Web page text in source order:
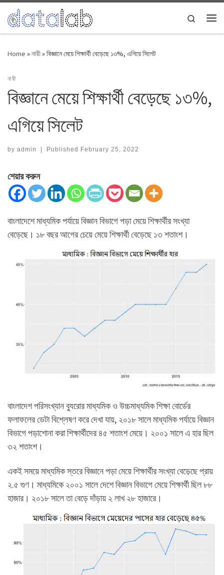
Skip to content
Search
Home »নারী»বিজ্ঞানে মেয়ে শিক্ষার্থী বেড়েছে ১৩%, এগিয়ে সিলেট
নারী
বিজ্ঞানে মেয়ে শিক্ষার্থী বেড়েছে ১৩%,
এগিয়ে সিলেট
by admin | Published February 25, 2022
শেয়ার করুন
বাংলাদেশে মাধ্যমিক পর্যায়ে বিজ্ঞান বিভাগে পড়া মেয়ে শিক্ষার্থীর সংখ্যা
বেড়েছে। ১৮ বছর আগের চেয়ে মেয়ে শিক্ষার্থী বেড়েছে ১৩ শতাংশ।
বাংলাদেশ পরিসংখ্যান ব্যুরোর মাধ্যমিক ও উচ্চমাধ্যমিক শিক্ষা বোর্ডের
ফলাফলের ডেটা বিশ্লেষণ করে দেখা যায়, ২০১৮ সালে মাধ্যমিক পর্যায়ে বিজ্ঞান
বিভাগে পড়াশোনা করা শিক্ষার্থীদের ৪৫ শতাংশ মেয়ে। ২০০১ সালে এ হার ছিল
৩২ শতাংশ।
একই সময়ে মাধ্যমিক স্তরে বিজ্ঞানে পড়া মেয়ে শিক্ষার্থীর সংখ্যা বেড়েছে প্রায়
২.৫ গুণ। মাধ্যমিকে ২০০১ সালে দেশে বিজ্ঞান বিভাগে মেয়ে শিক্ষার্থী ছিল ৮৮
হাজার। ২০১৮ সালে তা বেড়ে দাঁড়ায় ২ লাখ ২৮ হাজারে।